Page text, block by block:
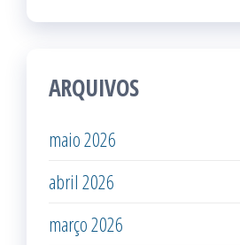
ARQUIVOS
maio 2026
abril 2026
março 2026